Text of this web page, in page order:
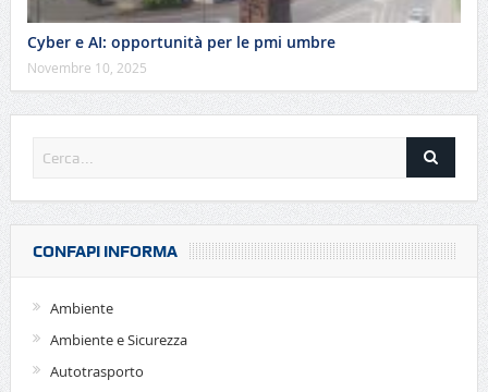
Cyber e AI: opportunità per le pmi umbre
Novembre 10, 2025
CONFAPI INFORMA
Ambiente
Ambiente e Sicurezza
Autotrasporto